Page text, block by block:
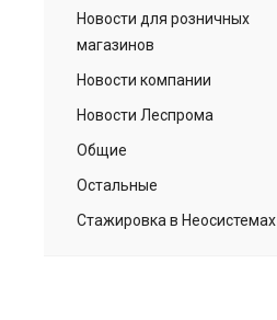
Новости для розничных
магазинов
Новости компании
Новости Леспрома
Общие
Остальные
Стажировка в Неосистемах